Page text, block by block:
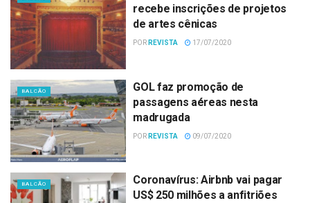
recebe inscrições de projetos
de artes cênicas
POR REVISTA 17/07/2020
BALCÃO
GOL faz promoção de
passagens aéreas nesta
madrugada
POR REVISTA 09/07/2020
BALCÃO
Coronavírus: Airbnb vai pagar
US$ 250 milhões a anfitriões